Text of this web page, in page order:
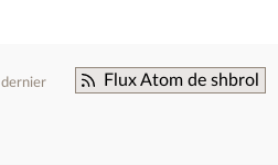
Flux Atom de shbrol
dernier